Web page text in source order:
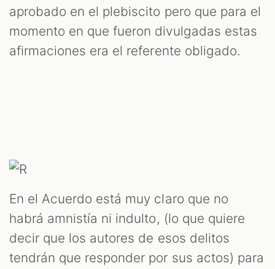
aprobado en el plebiscito pero que para el
momento en que fueron divulgadas estas
afirmaciones era el referente obligado.
En el Acuerdo está muy claro que no
habrá amnistía ni indulto, (lo que quiere
decir que los autores de esos delitos
tendrán que responder por sus actos) para